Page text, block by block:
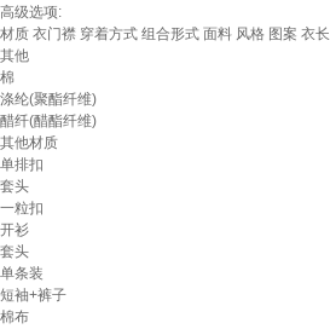
高级选项:
材质 衣门襟 穿着方式 组合形式 面料 风格 图案 衣长
其他
棉
涤纶(聚酯纤维)
醋纤(醋酯纤维)
其他材质
单排扣
套头
一粒扣
开衫
套头
单条装
短袖+裤子
棉布